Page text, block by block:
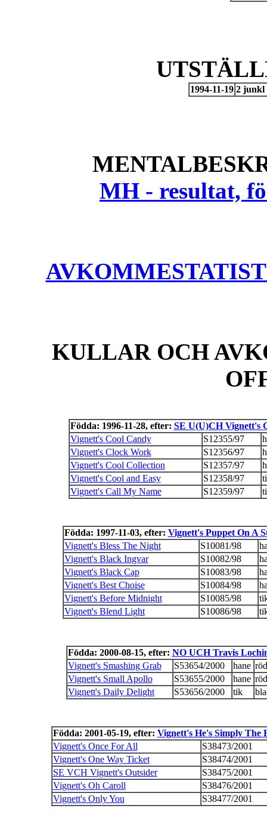
1994-11-19 2 junkl
MH - resultat,
KULLAR OCH
Födda: 1996-11-28, efter: SE U(U)CH Vignett's
Vignett's Cool Candy
S12355/97
Vignett's Clock Work
S12356/97
Vignett's Cool Collection
S12357/97
Vignett's Cool and Easy
S12358/97
Vignett's Call My Name
S12359/97
Födda: 1997-11-03, efter: Vignett's Puppet On A
Vignett's Bless The Night
S10081/98
Vignett's Black Ingvar
S10082/98
Vignett's Black Cap
S10083/98
Vignett's Best Choise
S10084/98
Vignett's Before Midnight
S10085/98
Vignett's Blend Light
S10086/98
Födda: 2000-08-15, efter: NO UCH Travis
Vignett's Smashing Grab
S53654/2000 hane röd
Vignett's Small Apollo
S53655/2000 hane röd
Vignett's Daily Delight
S53656/2000 tik
Födda: 2001-05-19, efter: Vignett's He's Simply The
Vignett's Once For All
S38473/2001
Vignett's One Way Ticket
S38474/2001
SE VCH Vignett's Outsider
S38475/2001
Vignett's Oh Caroll
S38476/2001
Vignett's Only You
S38477/2001